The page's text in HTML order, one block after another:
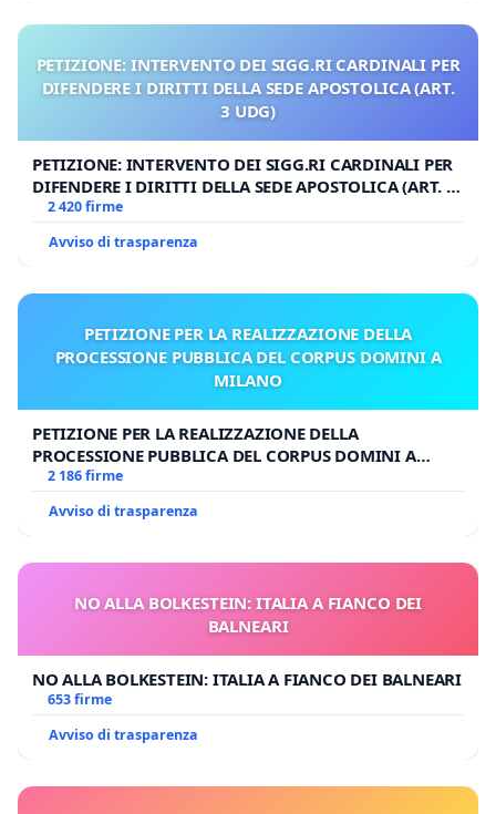
PETIZIONE: INTERVENTO DEI SIGG.RI CARDINALI PER
DIFENDERE I DIRITTI DELLA SEDE APOSTOLICA (ART.
3 UDG)
PETIZIONE: INTERVENTO DEI SIGG.RI CARDINALI PER
DIFENDERE I DIRITTI DELLA SEDE APOSTOLICA (ART. 3
UDG)
2 420 firme
Avviso di trasparenza
PETIZIONE PER LA REALIZZAZIONE DELLA
PROCESSIONE PUBBLICA DEL CORPUS DOMINI A
MILANO
PETIZIONE PER LA REALIZZAZIONE DELLA
PROCESSIONE PUBBLICA DEL CORPUS DOMINI A
MILANO
2 186 firme
Avviso di trasparenza
NO ALLA BOLKESTEIN: ITALIA A FIANCO DEI
BALNEARI
NO ALLA BOLKESTEIN: ITALIA A FIANCO DEI BALNEARI
653 firme
Avviso di trasparenza